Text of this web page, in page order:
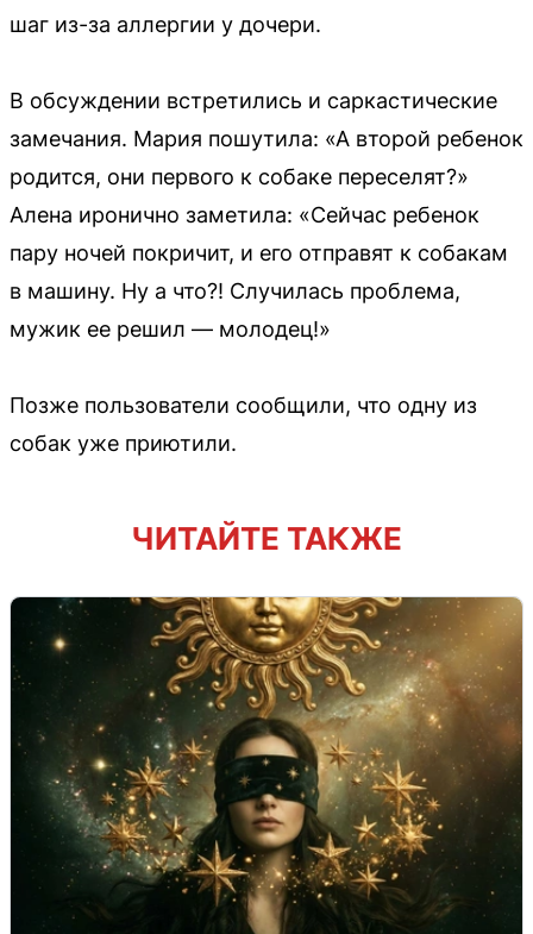
шаг из-за аллергии у дочери.
В обсуждении встретились и саркастические
замечания. Мария пошутила: «А второй ребенок
родится, они первого к собаке переселят?»
Алена иронично заметила: «Сейчас ребенок
пару ночей покричит, и его отправят к собакам
в машину. Ну а что?! Случилась проблема,
мужик ее решил — молодец!»
Позже пользователи сообщили, что одну из
собак уже приютили.
ЧИТАЙТЕ ТАКЖЕ